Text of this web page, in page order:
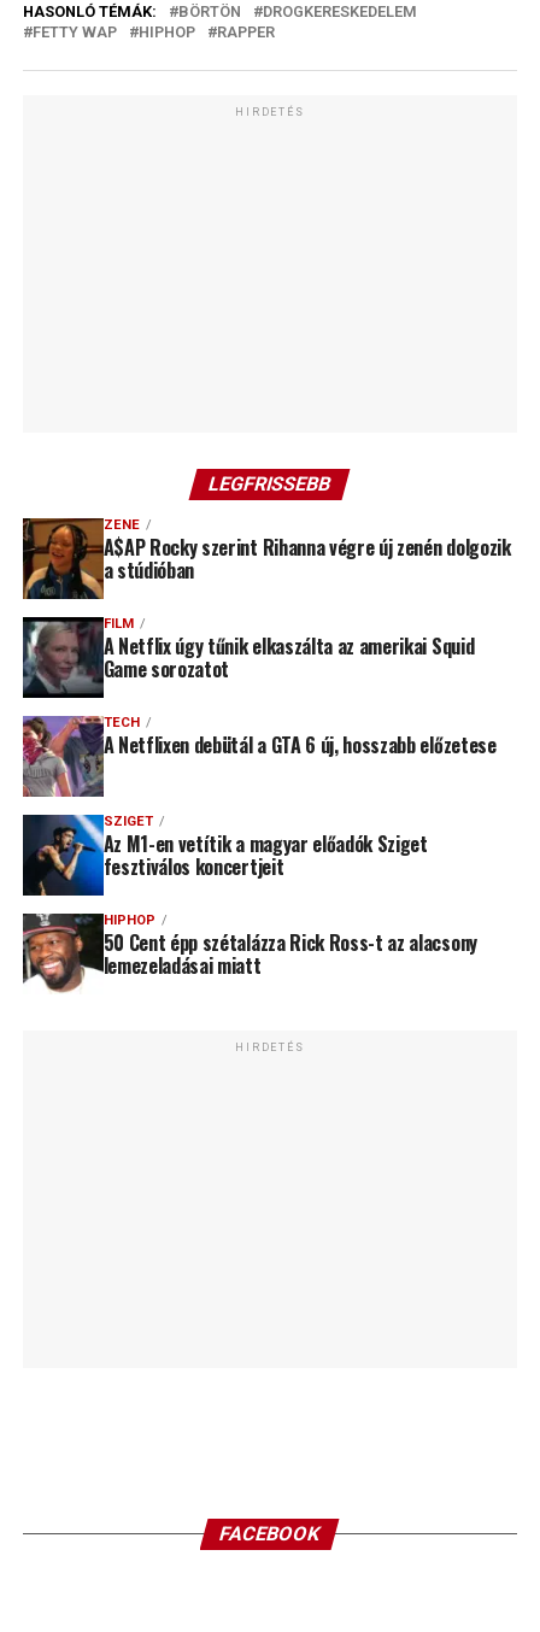
HASONLÓ TÉMÁK: BÖRTÖN
DROGKERESKEDELEM
FETTY WAP
HIPHOP RAPPER
HIRDETÉS
LEGFRISSEBB
ZENE
A$AP Rocky szerint Rihanna végre új zenén dolgozik
a stúdióban
FILM
A Netflix úgy tűnik elkaszálta az amerikai Squid
Game sorozatot
TECH
A Netflixen debütál a GTA 6 új, hosszabb előzetese
SZIGET
Az M1-en vetítik a magyar előadók Sziget
fesztiválos koncertjeit
HIPHOP
50 Cent épp szétalázza Rick Ross-t az alacsony
lemezeladásai miatt
HIRDETÉS
FACEBOOK